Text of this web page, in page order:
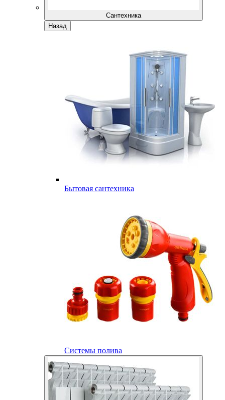
Сантехника
Назад
Бытовая сантехника
Системы полива